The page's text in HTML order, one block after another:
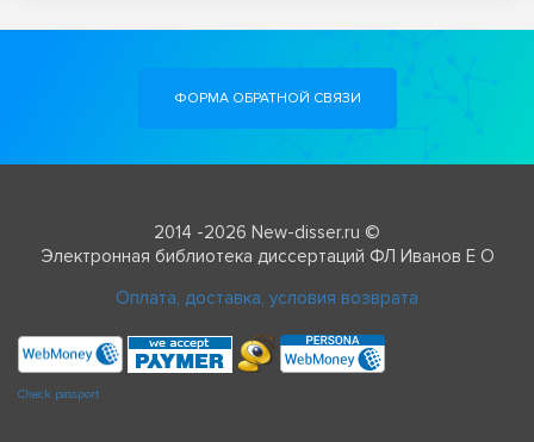
ФОРМА ОБРАТНОЙ СВЯЗИ
2014 -2026 New-disser.ru ©
Электронная библиотека диссертаций ФЛ Иванов Е О
Оплата, доставка, условия возврата
Check passport